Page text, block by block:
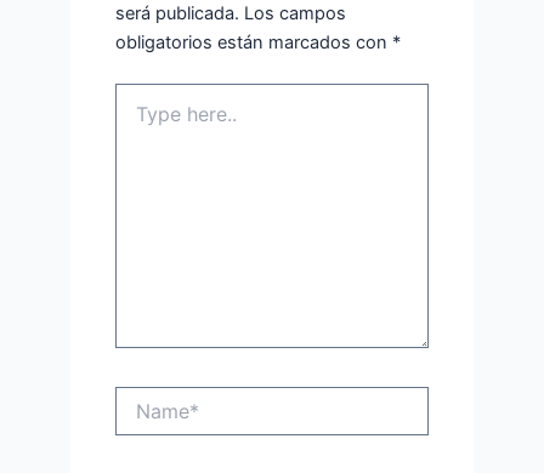
será publicada. Los campos
obligatorios están marcados con *
here..